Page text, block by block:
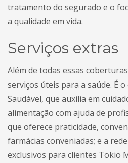
tratamento do segurado e o
a qualidade em vida.
Serviços extras
Além de todas essas
serviços úteis para a saúde. É
Saudável, que auxilia em
alimentação com ajuda de
que oferece praticidade,
farmácias conveniadas; e a
exclusivos para clientes Tokio